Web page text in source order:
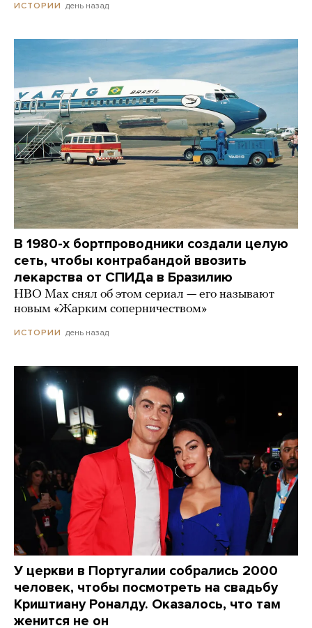
ИСТОРИИ день назад
В 1980-х бортпроводники создали целую
сеть, чтобы контрабандой ввозить
лекарства от СПИДа в Бразилию
HBO Max снял об этом сериал — его называют
новым «Жарким соперничеством»
ИСТОРИИ день назад
У церкви в Португалии собрались 2000
человек, чтобы посмотреть на свадьбу
Криштиану Роналду. Оказалось, что там
женится не он